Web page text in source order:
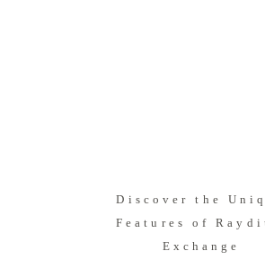
Discover the
Features of
Exchange